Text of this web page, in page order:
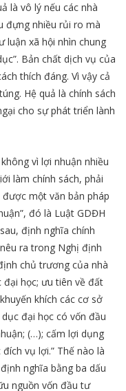
là vô lý nếu các nhà
đựng nhiều rủi ro mà
luận xã hội nhìn chung
Bản chất dịch vụ của
thích đáng. Vì vậy cả
Hệ quả là chính sách
cho sự phát triển lành
vì lợi nhuận nhiều
làm chính sách, phải
một văn bản pháp
đó là Luật GDĐH
định nghĩa chính
ra trong Nghị định
chủ trương của nhà
đại học; ưu tiên về đất
khích các cơ sở
đại học có vốn đầu
(…); cấm lợi dụng
vụ lợi.” Thế nào là
nghĩa bằng ba dấu
nguồn vốn đầu tư